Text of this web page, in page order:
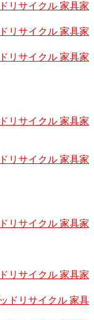
リサイクル 家具家
リサイクル 家具家
リサイクル 家具家
リサイクル 家具家
リサイクル 家具家
リサイクル 家具家
リサイクル 家具家
ドリサイクル 家具